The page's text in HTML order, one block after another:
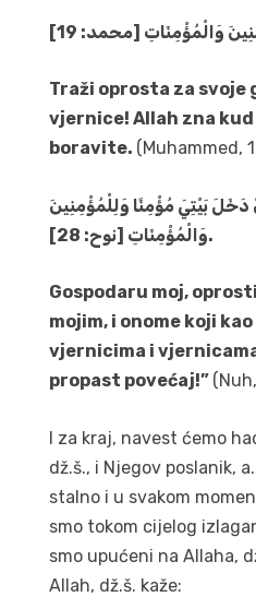
وَالْمُؤْمِنَاتِ [محمد: 19]
Traži oprosta za svoje
vjernice! Allah zna
boravite. (Muhammed,
بَيْتِيَ مُؤْمِنًا وَلِلْمُؤْمِنِينَ
وَالْمُؤْمِنَاتِ [نوح: 28].
Gospodaru moj,
mojim, i onome koji
vjernicima i
propast povećaj!”
I za kraj, navest ćemo
dž.š., i Njegov poslanik,
stalno i u svakom
smo tokom cijelog
smo upućeni na Allaha,
Allah, dž.š. kaže: